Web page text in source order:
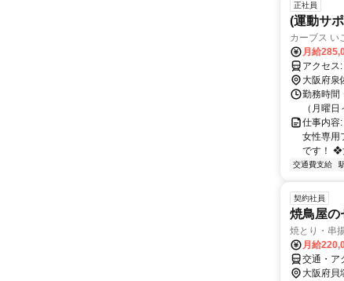
正社員
(運動サ
カーブス い
月給
大阪府泉
勤務時間
（月曜
仕事内容
女性専用
です！ ❖
交通費支給
契約社員
焼鳥屋の
焼とり・串
月給
交通・ア
大阪府貝